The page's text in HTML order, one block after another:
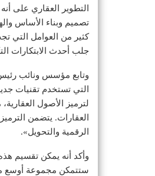
التطوير العقاري على
تصميم وبناء الأساس
كثير من العوامل التي
جلب أحدث الابتكارات
وتابع مؤسس ونائب رئيس
التي تستخدم تقنيات
لترميز الأصول
العقارات. يتضمن
الرقمية والتحويل».
وأكد أنه يمكن تقسيم
ستتمكن مجموعة أوسع